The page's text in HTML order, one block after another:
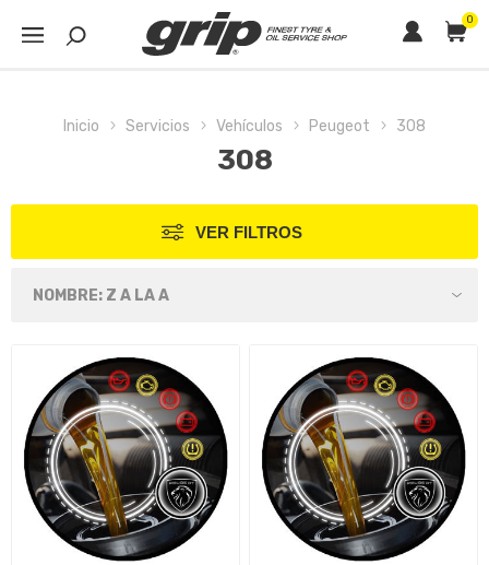
0
Inicio Servicios Vehículos Peugeot 308
308
VER FILTROS